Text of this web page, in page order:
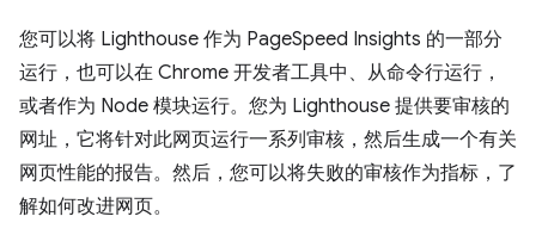
您可以将 Lighthouse 作为 PageSpeed Insights 的一部分
运行，也可以在 Chrome 开发者工具中、从命令行运行，
或者作为 Node 模块运行。您为 Lighthouse 提供要审核的
网址，它将针对此网页运行一系列审核，然后生成一个有关
网页性能的报告。然后，您可以将失败的审核作为指标，了
解如何改进网页。